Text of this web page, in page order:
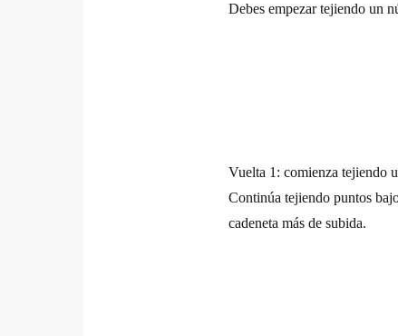
Debes empezar tejiendo un
Vuelta 1 : comienza tejiendo
Continúa tejiendo puntos
cadeneta más de subida.